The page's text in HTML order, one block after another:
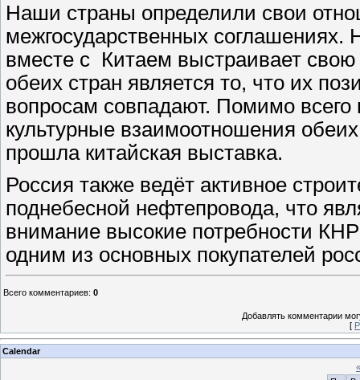
Наши страны определили свои
межгосударственных соглашениях.
вместе с Китаем выстраивает
обеих стран является то, что их
вопросам совпадают. Помимо всего
культурные взаимоотношения
прошла китайская выставка.
Россия также ведёт активное
поднебесной нефтепровода, что
внимание высокие потребности
одним из основных покупателей
Всего комментариев: 0
Добавлять комментарии
[
Calendar
«